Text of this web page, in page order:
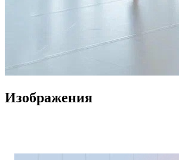
Изображения